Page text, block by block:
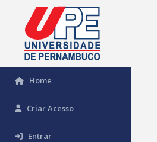
Home
Criar Acesso
Entrar